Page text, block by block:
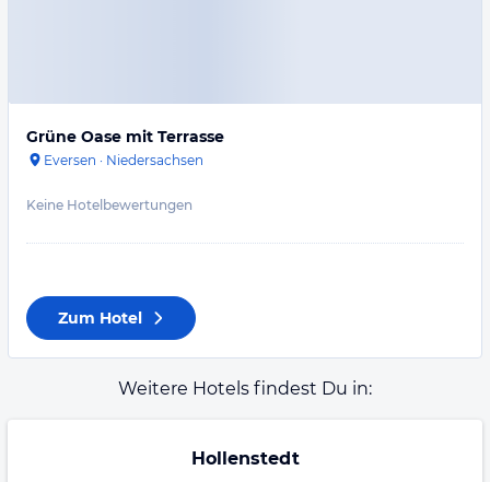
Grüne Oase mit Terrasse
Eversen · Niedersachsen
Keine Hotelbewertungen
Zum Hotel
Weitere Hotels findest Du in:
Hollenstedt